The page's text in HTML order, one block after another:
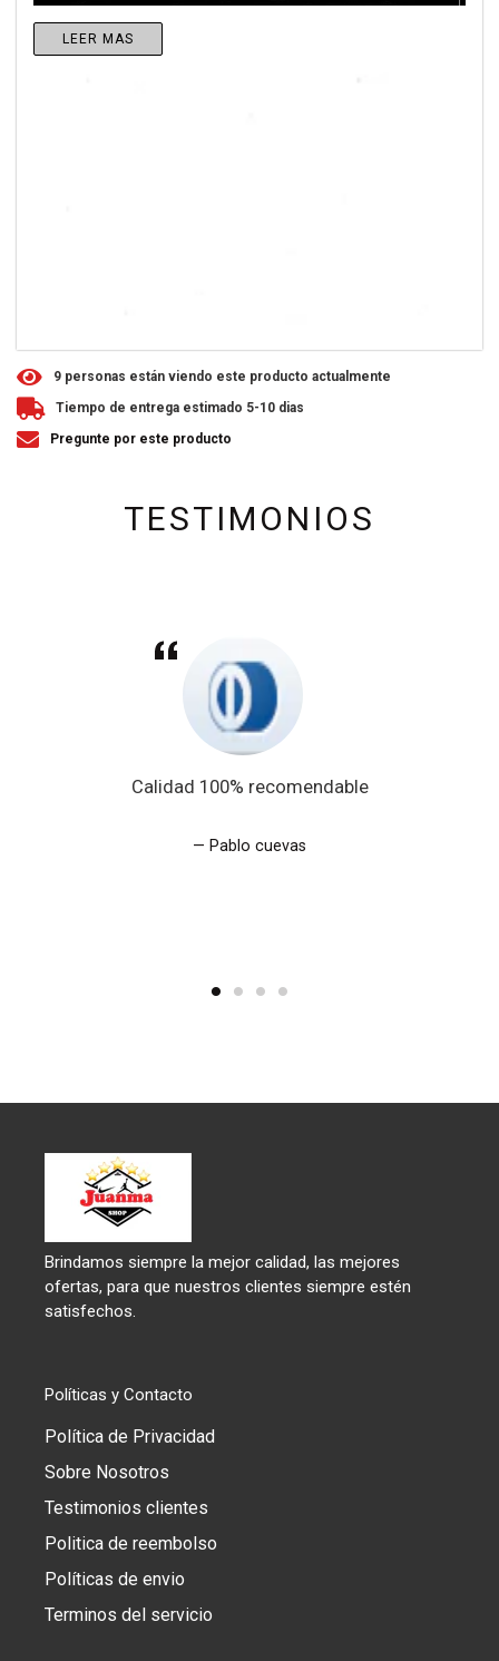
LEER MAS
9 personas están viendo este producto actualmente
Tiempo de entrega estimado 5-10 dias
Pregunte por este producto
TESTIMONIOS
Calidad 100% recomendable
Pablo cuevas
Brindamos siempre la mejor calidad, las mejores
ofertas, para que nuestros clientes siempre estén
satisfechos.
Políticas y Contacto
Política de Privacidad
Sobre Nosotros
Testimonios clientes
Politica de reembolso
Políticas de envio
Terminos del servicio